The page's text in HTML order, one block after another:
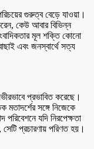
গুরুত্ব বেড়ে যাওয়া।
কেউ আবার বিভিন্ন
মূল শক্তি কোনো
এবং জনস্বার্থে সত্য
প্রভাবিত করেছে।
সঙ্গে নিজেকে
যদি নিরপেক্ষতা
সেটি প্রচারণায় পরিণত হয়।